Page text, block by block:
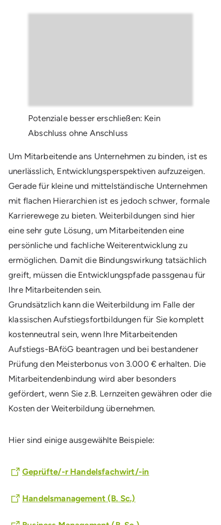
Potenziale besser erschließen: Kein
Abschluss ohne Anschluss
Um Mitarbeitende ans Unternehmen zu binden, ist es
unerlässlich, Entwicklungsperspektiven aufzuzeigen.
Gerade für kleine und mittelständische Unternehmen
mit flachen Hierarchien ist es jedoch schwer, formale
Karrierewege zu bieten. Weiterbildungen sind hier
eine sehr gute Lösung, um Mitarbeitenden eine
persönliche und fachliche Weiterentwicklung zu
ermöglichen. Damit die Bindungswirkung tatsächlich
greift, müssen die Entwicklungspfade passgenau für
Ihre Mitarbeitenden sein.
Grundsätzlich kann die Weiterbildung im Falle der
klassischen Aufstiegsfortbildungen für Sie komplett
kostenneutral sein, wenn Ihre Mitarbeitenden
Aufstiegs-BAföG beantragen und bei bestandener
Prüfung den Meisterbonus von 3.000 € erhalten. Die
Mitarbeitendenbindung wird aber besonders
gefördert, wenn Sie z.B. Lernzeiten gewähren oder die
Kosten der Weiterbildung übernehmen.
Hier sind einige ausgewählte Beispiele:
Geprüfte/-r Handelsfachwirt/-in
Handelsmanagement (B. Sc.)